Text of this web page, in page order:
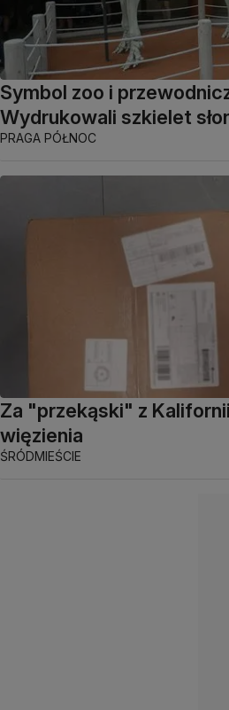
Symbol zoo i
Wydrukowali szkielet
PRAGA PÓŁNOC
Za "przekąski" z
więzienia
ŚRÓDMIEŚCIE